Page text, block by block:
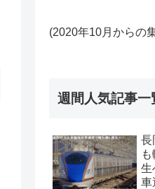
(2020年10月からの
週間人気記事一
長
生
車